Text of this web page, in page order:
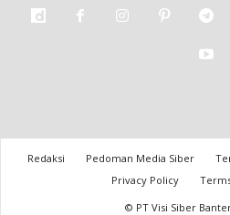
Redaksi Pedoman Media Siber
Privacy Policy
© PT Visi Siber